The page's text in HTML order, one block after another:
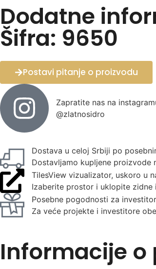
Dodatne
Šifra: 9650
Postavi pitanje o proizvodu
Zapratite nas na
@zlatnosidro
Dostava u celoj Srbiji po
Dostavljamo kupljene proizvode
TilesView vizualizator, uskoro u
Izaberite prostor i uklopite
Posebne pogodnosti za
Za veće projekte i investitore
Informacije o